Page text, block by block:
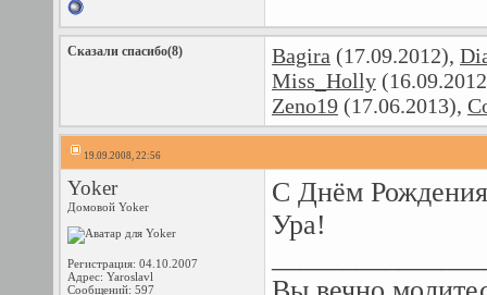
Сказали спасибо(8) Bagira (17.09.2012),
Miss_Holly
Zeno19 (17.06.2013),
19.09.2008, 22:56
Yoker
Домовой Yoker
Регистрация: 04.10.2007
Адрес: Yaroslavl
Сообщений: 597
С Днём
Ура!